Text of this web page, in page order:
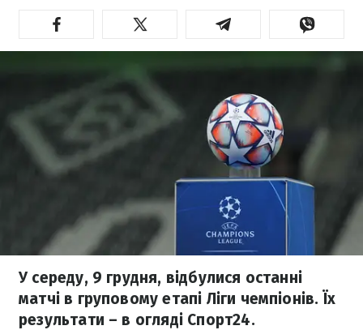
У середу, 9 грудня, відбулися останні
матчі в груповому етапі Ліги чемпіонів. Їх
результати – в огляді Спорт24.